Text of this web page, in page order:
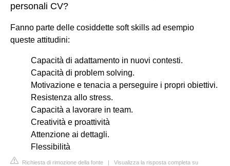
personali CV?
Fanno parte delle cosiddette soft skills ad esempio
queste attitudini:
Capacità di adattamento in nuovi contesti.
Capacità di problem solving.
Motivazione e tenacia a perseguire i propri obiettivi.
Resistenza allo stress.
Capacità a lavorare in team.
Creatività e proattività
Attenzione ai dettagli.
Flessibilità
Richiesta di rimozione della fonte | Visualizza la risposta completa su